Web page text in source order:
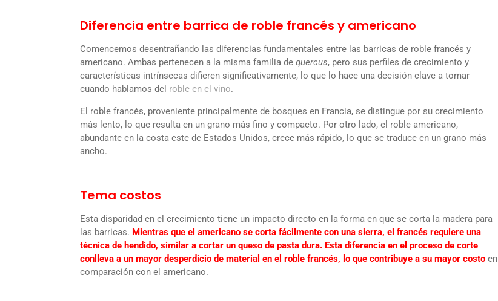
Diferencia entre barrica de roble francés y americano
Comencemos desentrañando las diferencias fundamentales entre las barricas de roble francés y
americano. Ambas pertenecen a la misma familia de quercus, pero sus perfiles de crecimiento y
características intrínsecas difieren significativamente, lo que lo hace una decisión clave a tomar
cuando hablamos del roble en el vino.
El roble francés, proveniente principalmente de bosques en Francia, se distingue por su crecimiento
más lento, lo que resulta en un grano más fino y compacto. Por otro lado, el roble americano,
abundante en la costa este de Estados Unidos, crece más rápido, lo que se traduce en un grano más
ancho.
Tema costos
Esta disparidad en el crecimiento tiene un impacto directo en la forma en que se corta la madera para
las barricas. Mientras que el americano se corta fácilmente con una sierra, el francés requiere una
técnica de hendido, similar a cortar un queso de pasta dura. Esta diferencia en el proceso de corte
conlleva a un mayor desperdicio de material en el roble francés, lo que contribuye a su mayor costo en
comparación con el americano.